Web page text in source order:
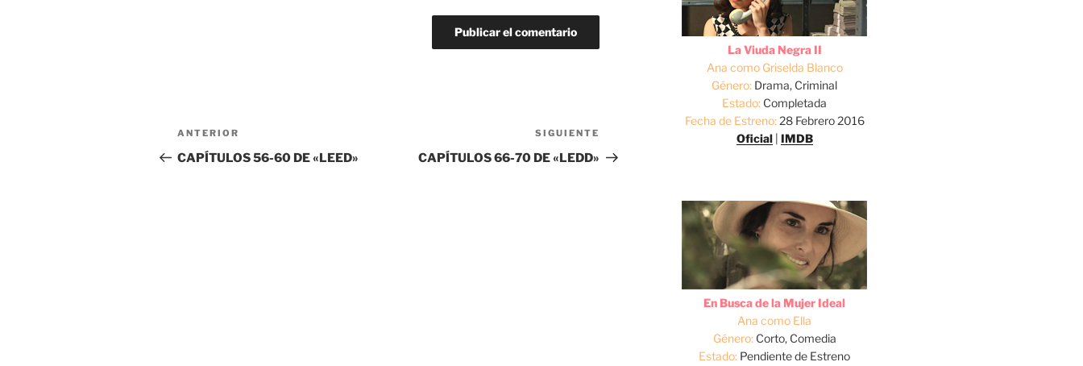
Navegación
de
Entrada
anterior:
ANTERIOR
CAPÍTULOS 56-60 DE «LEED»
entrada
SIGUIENTE
CAPÍTULOS 66-70 DE «LEDD»
La Viuda Negra II
Ana como Griselda Blanco
Género: Drama, Criminal
Estado: Completada
Fecha de Estreno:28 Febrero 2016
Oficial| IMDB
En Busca de la Mujer Ideal
Ana como Ella
Género:Corto, Comedia
Estado: Pendiente de Estreno